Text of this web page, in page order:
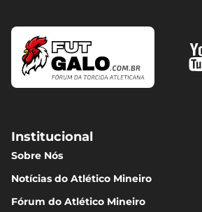
Institucional
Sobre Nós
Notícias do Atlético Mineiro
Fórum do Atlético Mineiro